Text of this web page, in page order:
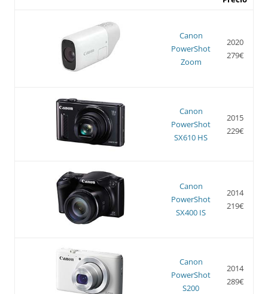
Canon
PowerShot
Zoom
2020
279€
Canon
PowerShot
SX610 HS
2015
229€
Canon
PowerShot
SX400 IS
2014
219€
Canon
PowerShot
S200
2014
289€